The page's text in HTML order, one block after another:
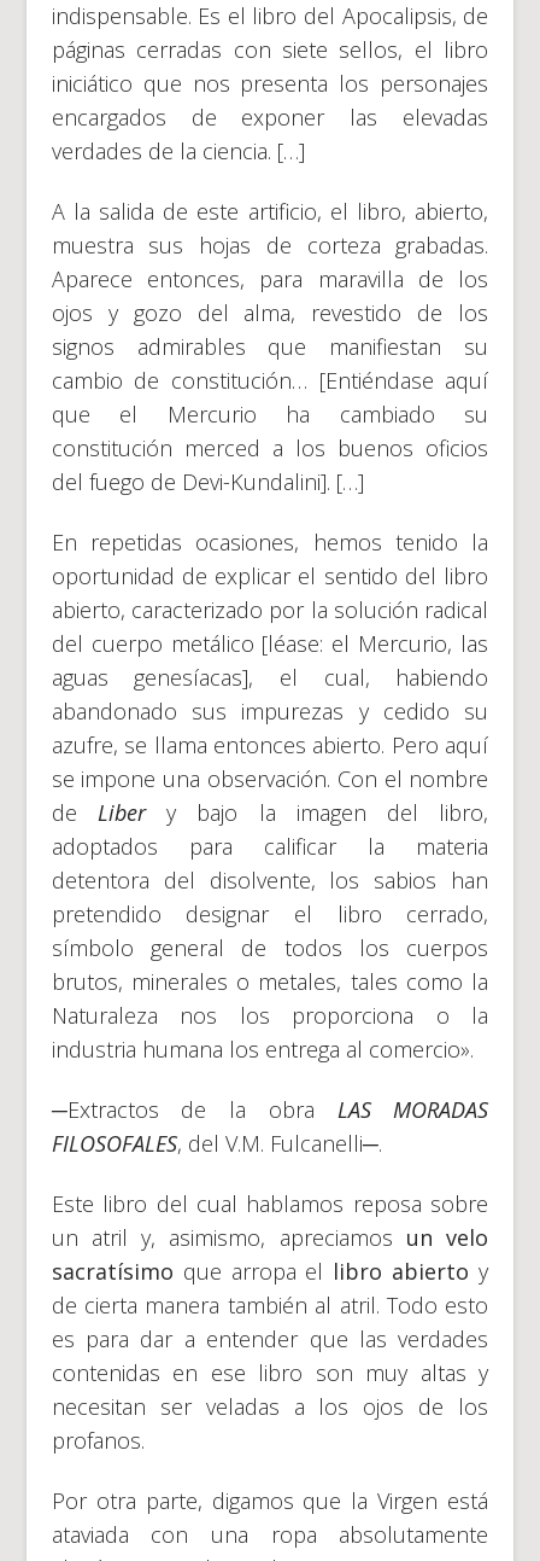
indispensable. Es el libro del Apocalipsis, de
páginas cerradas con siete sellos, el libro
iniciático que nos presenta los personajes
encargados de exponer las elevadas
verdades de la ciencia. […]
A la salida de este artificio, el libro, abierto,
muestra sus hojas de corteza grabadas.
Aparece entonces, para maravilla de los
ojos y gozo del alma, revestido de los
signos admirables que manifiestan su
cambio de constitución… [Entiéndase aquí
que el Mercurio ha cambiado su
constitución merced a los buenos oficios
del fuego de Devi-Kundalini]. […]
En repetidas ocasiones, hemos tenido la
oportunidad de explicar el sentido del libro
abierto, caracterizado por la solución radical
del cuerpo metálico [léase: el Mercurio, las
aguas genesíacas], el cual, habiendo
abandonado sus impurezas y cedido su
azufre, se llama entonces abierto. Pero aquí
se impone una observación. Con el nombre
de Libery bajo la imagen del libro,
adoptados para calificar la materia
detentora del disolvente, los sabios han
pretendido designar el libro cerrado,
símbolo general de todos los cuerpos
brutos, minerales o metales, tales como la
Naturaleza nos los proporciona o la
industria humana los entrega al comercio».
─Extractos de la obra LAS MORADAS
FILOSOFALES, del V.M. Fulcanelli─.
Este libro del cual hablamos reposa sobre
un atril y, asimismo, apreciamos un velo
sacratísimo que arropa el libro abiertoy
de cierta manera también al atril. Todo esto
es para dar a entender que las verdades
contenidas en ese libro son muy altas y
necesitan ser veladas a los ojos de los
profanos.
Por otra parte, digamos que la Virgen está
ataviada con una ropa absolutamente